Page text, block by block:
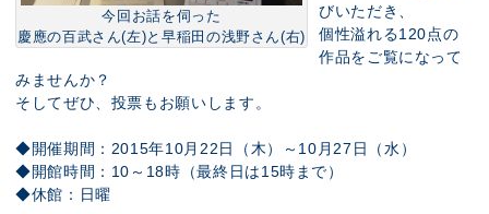
今回お話を伺った
慶應の百武さん(左)と早稲田の浅野さん(右)
びいただき、
個性溢れる120点の
作品をご覧になって
みませんか？
そしてぜひ、投票もお願いします。
◆開催期間：2015年10月22日（木）～10月27日（水）
◆開館時間：10～18時（最終日は15時まで）
◆休館：日曜